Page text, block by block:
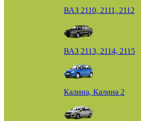
ВАЗ 2110, 2111, 2112
ВАЗ 2113, 2114, 2115
Калина, Калина 2